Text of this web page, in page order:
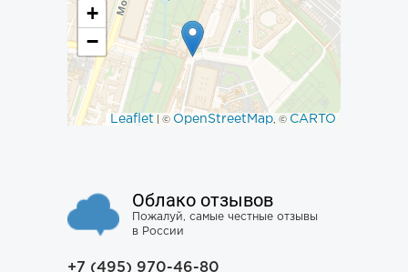
+
−
Leaflet | © OpenStreetMap, © CARTO
Облако отзывов
Пожалуй, самые честные отзывы
в России
+7 (495) 970-46-80